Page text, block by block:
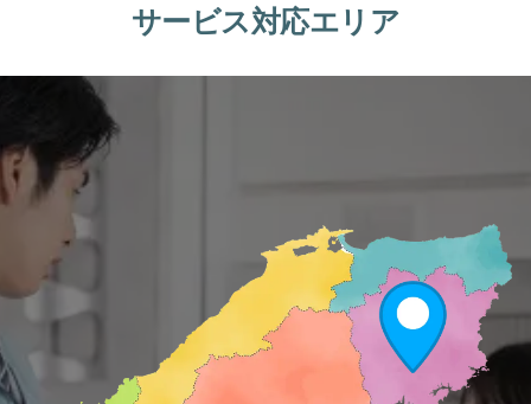
サービス対応エリア